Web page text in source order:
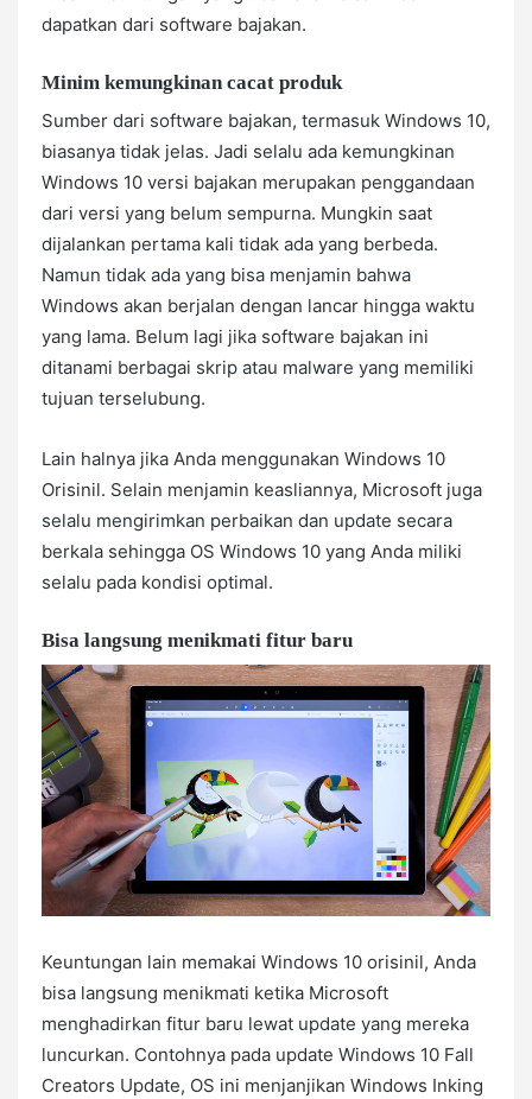
dapatkan dari software bajakan.
Minim kemungkinan cacat produk
Sumber dari software bajakan, termasuk Windows 10,
biasanya tidak jelas. Jadi selalu ada kemungkinan
Windows 10 versi bajakan merupakan penggandaan
dari versi yang belum sempurna. Mungkin saat
dijalankan pertama kali tidak ada yang berbeda.
Namun tidak ada yang bisa menjamin bahwa
Windows akan berjalan dengan lancar hingga waktu
yang lama. Belum lagi jika software bajakan ini
ditanami berbagai skrip atau malware yang memiliki
tujuan terselubung.
Lain halnya jika Anda menggunakan Windows 10
Orisinil. Selain menjamin keasliannya, Microsoft juga
selalu mengirimkan perbaikan dan update secara
berkala sehingga OS Windows 10 yang Anda miliki
selalu pada kondisi optimal.
Bisa langsung menikmati fitur baru
Keuntungan lain memakai Windows 10 orisinil, Anda
bisa langsung menikmati ketika Microsoft
menghadirkan fitur baru lewat update yang mereka
luncurkan. Contohnya pada update Windows 10 Fall
Creators Update, OS ini menjanjikan Windows Inking